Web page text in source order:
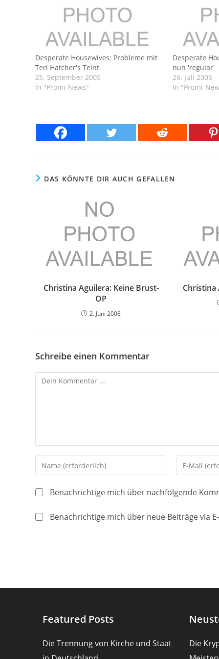
Desperate Housewives: Probleme mit
Teri Hatcher's Teint
25. September 2005
In "Promi-News"
Desperate
nun 'regular'
26. Juli 2005
In "Promi-
DAS KÖNNTE DIR AUCH GEFALLEN
Christina Aguilera: Keine Brust-
OP
2. Juni 2008
Christina
Schreibe einen Kommentar
Kommentieren
Gib
deinen
Namen
Benutzernamen
Gib
deine
Mail-
Adresse
Benachrichtige mich über nachfolgende
Benachrichtige mich über neue Beiträge via
Featured Posts
Die Trennung von Kirche und Staat
Die